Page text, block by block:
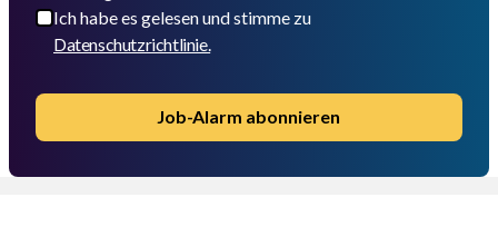
Ich habe es gelesen und stimme zu
Datenschutzrichtlinie.
Job-Alarm abonnieren